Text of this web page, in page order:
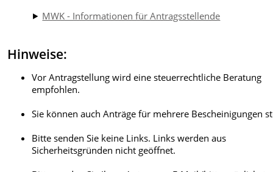
an das Finanzamt.
des § 4 Nr. 21 a UStG erfüllen (siehe § 4 Nr.
UStG), z.B. eine Volkshochschule. Behält die
Schülers ein und zahlt den anderen Teil der
Einnahmen an die selbständige Lehrerin oder
Niedersächsische Ministerium für
und Kultur zusätzlich prüfen, ob die
⯈ MWK - Informationen für Antragsstellende
Hinweise:
Vor Antragstellung wird eine steuerrechtliche Beratung
empfohlen.
Sie können auch Anträge für mehrere Bescheinigungen
Bitte senden Sie keine Links. Links werden aus
Sicherheitsgründen nicht geöffnet.